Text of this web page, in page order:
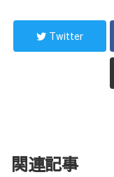
Twitter
関連記事